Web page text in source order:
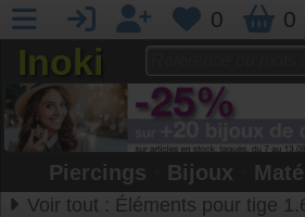
0 0
Inoki
Piercings Bijoux
Voir tout : Éléments pour tige